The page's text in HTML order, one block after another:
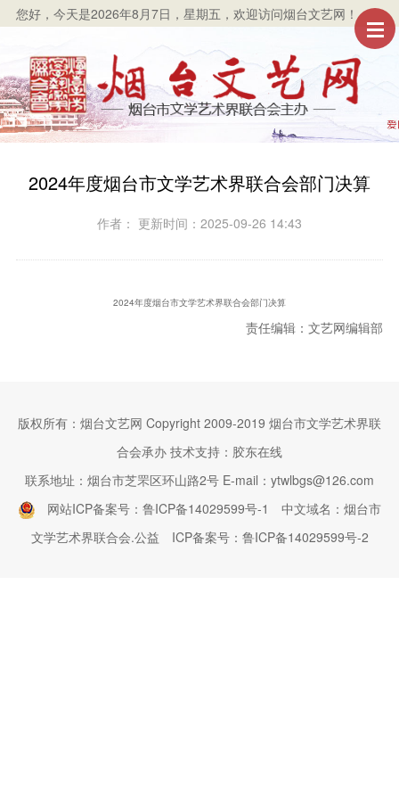
您好， 今天是2026年8月7日，星期五 ，欢迎访问烟台文艺网！
2024年度烟台市文学艺术界联合会部门决算
作者： 更新时间：2025-09-26 14:43
2024年度烟台市文学艺术界联合会部门决算
责任编辑：文艺网编辑部
版权所有：烟台文艺网 Copyright 2009-2019 烟台市文学艺术界联
合会承办 技术支持：胶东在线
联系地址：烟台市芝罘区环山路2号 E-mail：ytwlbgs@126.com
网站ICP备案号：鲁ICP备14029599号-1
中文域名：烟台市
文学艺术界联合会.公益 ICP备案号：鲁ICP备14029599号-2